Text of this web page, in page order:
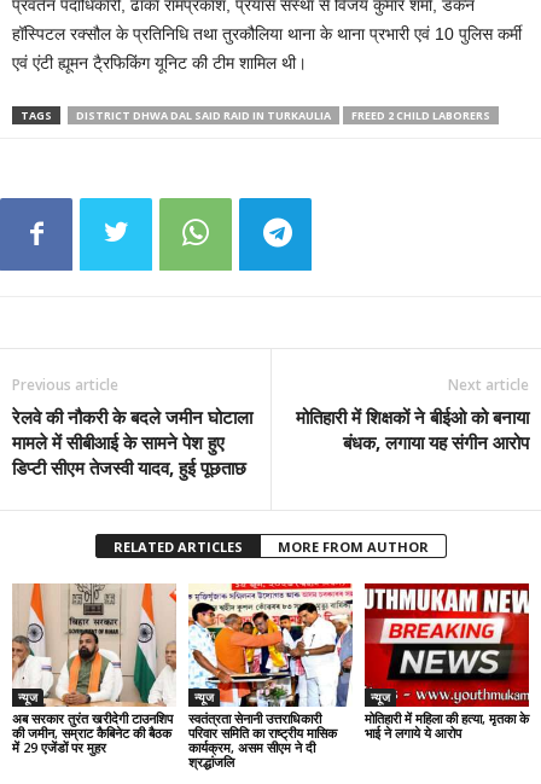
प्रवर्तन पदाधिकारी, ढाका रामप्रकाश, प्रयास संस्था से विजय कुमार शर्मा, डंकन
हॉस्पिटल रक्सौल के प्रतिनिधि तथा तुरकौलिया थाना के थाना प्रभारी एवं 10 पुलिस कर्मी
एवं एंटी ह्यूमन टै्रफिकिंग यूनिट की टीम शामिल थी।
TAGS DISTRICT DHWA DAL SAID RAID IN TURKAULIA FREED 2 CHILD LABORERS
Previous article
रेलवे की नौकरी के बदले जमीन घोटाला
मामले में सीबीआई के सामने पेश हुए
डिप्टी सीएम तेजस्वी यादव, हुई पूछताछ
Next article
मोतिहारी में शिक्षकों ने बीईओ को बनाया
बंधक, लगाया यह संगीन आरोप
RELATED ARTICLES MORE FROM AUTHOR
न्यूज
अब सरकार तुरंत खरीदेगी टाउनशिप
की जमीन, सम्राट कैबिनेट की बैठक
में 29 एजेंडों पर मुहर
न्यूज
स्वतंत्रता सेनानी उत्तराधिकारी
परिवार समिति का राष्ट्रीय मासिक
कार्यक्रम, असम सीएम ने दी
श्रद्धांजलि
न्यूज
मोतिहारी में महिला की हत्या, मृतका के
भाई ने लगाये ये आरोप